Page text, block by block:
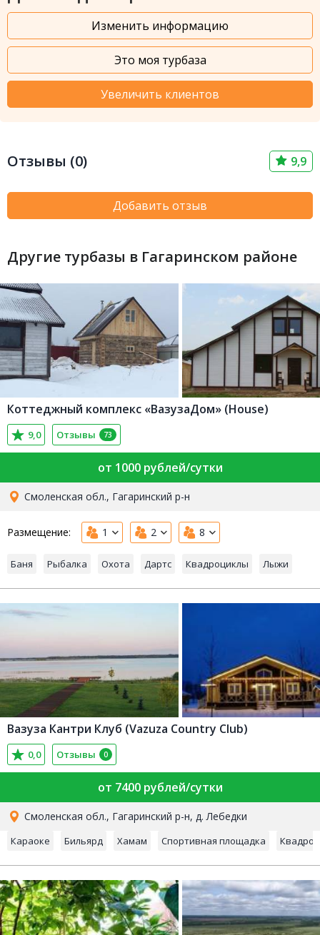
Изменить информацию
Это моя турбаза
Увеличить клиентов
Отзывы (0) 9,9
Добавить отзыв
Другие турбазы в Гагаринском районе
Коттеджный комплекс «ВазузаДом» (House)
9,0 Отзывы 73
от 1000 рублей/сутки
Смоленская обл., Гагаринский р-н
Размещение: 1 2 8
Баня Рыбалка Охота Дартс Квадроциклы Лыжи
Вазуза Кантри Клуб (Vazuza Country Club)
0,0 Отзывы 0
от 7400 рублей/сутки
Смоленская обл., Гагаринский р-н, д. Лебедки
Караоке Бильярд Хамам Спортивная площадка